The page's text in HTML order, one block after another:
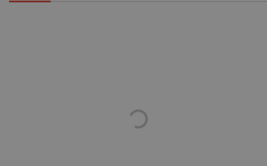
podstawowych funkcji strony internetowej, takich
jak logowanie użytkownika i zarządzanie kontem.